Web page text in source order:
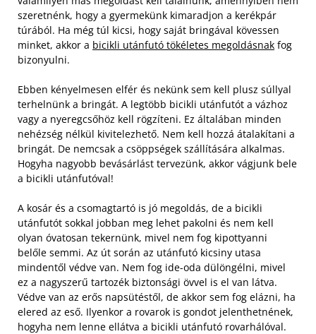
szeretnénk, hogy a gyermekünk kimaradjon a kerékpár
túrából. Ha még túl kicsi, hogy saját bringával kövessen
minket, akkor a bicikli utánfutó tökéletes megoldásnak fog
bizonyulni.
Ebben kényelmesen elfér és nekünk sem kell plusz súllyal
terhelnünk a bringát. A legtöbb bicikli utánfutót a vázhoz
vagy a nyeregcsőhöz kell rögzíteni. Ez általában minden
nehézség nélkül kivitelezhető. Nem kell hozzá átalakítani a
bringát. De nemcsak a csöppségek szállítására alkalmas.
Hogyha nagyobb bevásárlást tervezünk, akkor vágjunk bele
a bicikli utánfutóval!
A kosár és a csomagtartó is jó megoldás, de a bicikli
utánfutót sokkal jobban meg lehet pakolni és nem kell
olyan óvatosan tekernünk, mivel nem fog kipottyanni
belőle semmi. Az út során az utánfutó kicsiny utasa
mindentől védve van. Nem fog ide-oda dülöngélni, mivel
ez a nagyszerű tartozék biztonsági övvel is el van látva.
Védve van az erős napsütéstől, de akkor sem fog elázni, ha
elered az eső. Ilyenkor a rovarok is gondot jelenthetnének,
hogyha nem lenne ellátva a bicikli utánfutó rovarhálóval.